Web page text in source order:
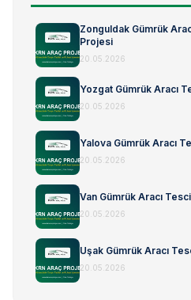
Zonguldak Gümrük
Projesi
20.05.2026
Yozgat Gümrük Aracı
20.05.2026
Yalova Gümrük Aracı
20.05.2026
Van Gümrük Aracı
20.05.2026
Uşak Gümrük Aracı
20.05.2026